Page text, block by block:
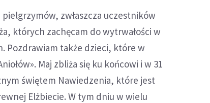
zwłaszcza uczestników
których zachęcam do wytrwałości w
Pozdrawiam także dzieci, które w
Maj zbliża się ku końcowi i w 31
świętem Nawiedzenia, które jest
Elżbiecie. W tym dniu w wielu